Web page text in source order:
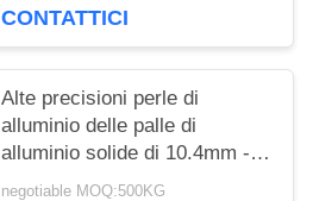
CONTATTICI
Alte precisioni perle di
alluminio delle palle di
alluminio solide di 10.4mm - di
0.5mm per frantumare
negotiable MOQ:500KG